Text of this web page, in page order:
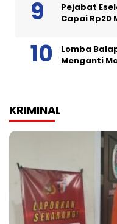
Pejabat
Capai Rp20
Lomba
Menganti
KRIMINAL